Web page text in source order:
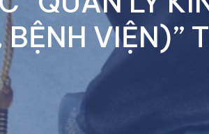
VIỆN)”